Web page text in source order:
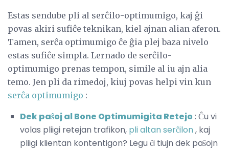
Estas sendube pli al serĉilo-optimumigo, kaj ĝi
povas akiri sufiĉe teknikan, kiel ajnan alian aferon.
Tamen, serĉa optimumigo ĉe ĝia plej baza nivelo
estas sufiĉe simpla. Lernado de serĉilo-
optimumigo prenas tempon, simile al iu ajn alia
temo. Jen pli da rimedoj, kiuj povas helpi vin kun
serĉa optimumigo :
Dek paŝoj al Bone Optimumigita Retejo: Ĉu vi
volas pliigi retejan trafikon, pli altan serĉilon, kaj
pliigi klientan kontentigon? Legu ĉi tiujn dek paŝojn